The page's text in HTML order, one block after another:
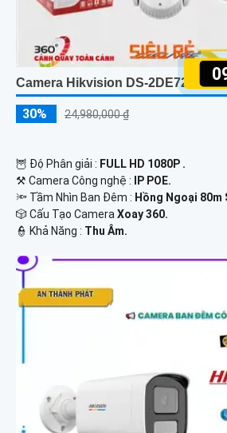
Camera Hikvision DS-2DE7225IW-
30% 24,980,000 ₫
🦉 Độ Phân giải : FULL HD 1080P .
⚒ Camera Công nghệ :
IP POE.
🔦 Tầm Nhìn Ban Đêm : Hồng Ngoại
🎲 Cấu Tạo Camera Xoay 360.
️👮 Khả Năng : Thu Âm.